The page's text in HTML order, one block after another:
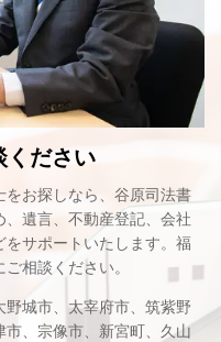
ください
お探しなら、谷原司法書
遺言、不動産登記、会社
サポートいたします。 福
相談ください。
野城市、太宰府市、筑紫野
、宗像市、新宮町、久山